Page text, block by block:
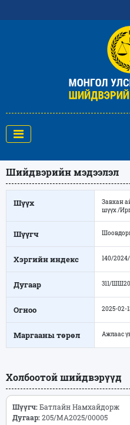
Шийдвэрийн мэдээлэл
Шүүх
Завхан
шүүх /
Шүүгч
Хэргийн индекс 140/
Дугаар 311/
Огноо 2025-02-
Маргааны төрөл Ажлаас
Холбоотой шийдвэрүүд
Шүүгч:Батлайн Намхайдорж
Дугаар:205/МА2025/00005